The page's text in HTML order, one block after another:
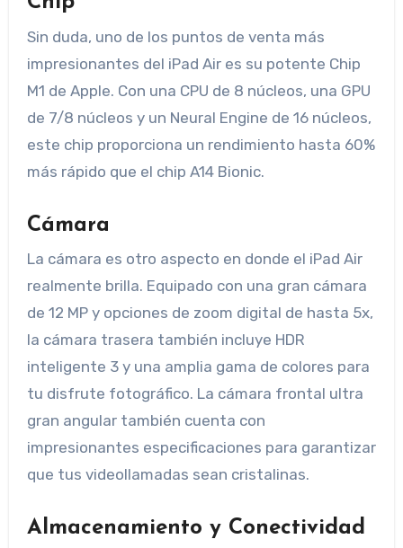
Sin duda, uno de los puntos de venta más
impresionantes del iPad Air es su potente Chip
M1 de Apple. Con una CPU de 8 núcleos, una GPU
de 7/8 núcleos y un Neural Engine de 16 núcleos,
este chip proporciona un rendimiento hasta 60%
más rápido que el chip A14 Bionic.
Cámara
La cámara es otro aspecto en donde el iPad Air
realmente brilla. Equipado con una gran cámara
de 12 MP y opciones de zoom digital de hasta 5x,
la cámara trasera también incluye HDR
inteligente 3 y una amplia gama de colores para
tu disfrute fotográfico. La cámara frontal ultra
gran angular también cuenta con
impresionantes especificaciones para garantizar
que tus videollamadas sean cristalinas.
Almacenamiento y Conectividad